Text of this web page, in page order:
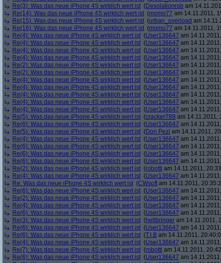
Re(3): Was das neue iPhone 4S wirklich wert ist (Desolationrob am
Re(14): Was das neue iPhone 4S wirklich wert ist (momo77 am 14.11.2011,
Re(15): Was das neue iPhone 4S wirklich wert ist (urban_overload am
Re(16): Was das neue iPhone 4S wirklich wert ist (momo77 am 14.11.2011,
Re(4): Was das neue iPhone 4S wirklich wert ist (User136647 am
Re(4): Was das neue iPhone 4S wirklich wert ist (User136647 am
Re(4): Was das neue iPhone 4S wirklich wert ist (User136647 am
Re(4): Was das neue iPhone 4S wirklich wert ist (User136647 am
Re(2): Was das neue iPhone 4S wirklich wert ist (User136647 am
Re(2): Was das neue iPhone 4S wirklich wert ist (User136647 am
Re(4): Was das neue iPhone 4S wirklich wert ist (User136647 am
Re(4): Was das neue iPhone 4S wirklich wert ist (User136647 am
Re(4): Was das neue iPhone 4S wirklich wert ist (User136647 am
Re(4): Was das neue iPhone 4S wirklich wert ist (User136647 am
Re(4): Was das neue iPhone 4S wirklich wert ist (User136647 am
Re(5): Was das neue iPhone 4S wirklich wert ist (cracker789 am 14.11.2011,
Re(6): Was das neue iPhone 4S wirklich wert ist (User136647 am
Re(5): Was das neue iPhone 4S wirklich wert ist (Don Pezi am 14.11.2011,
Re(4): Was das neue iPhone 4S wirklich wert ist (User136647 am
Re(6): Was das neue iPhone 4S wirklich wert ist (User136647 am
Re(6): Was das neue iPhone 4S wirklich wert ist (User136647 am
Re(6): Was das neue iPhone 4S wirklich wert ist (User136647 am
Re(2): Was das neue iPhone 4S wirklich wert ist (robotti am 14.11.2011,
Re(4): Was das neue iPhone 4S wirklich wert ist (User136647 am
Re: Was das neue iPhone 4S wirklich wert ist (CWsoft am 14.11.2011,
Re(6): Was das neue iPhone 4S wirklich wert ist (User136647 am
Re(2): Was das neue iPhone 4S wirklich wert ist (User136647 am
Re(4): Was das neue iPhone 4S wirklich wert ist (User136647 am
Re(6): Was das neue iPhone 4S wirklich wert ist (User136647 am
Re(3): Was das neue iPhone 4S wirklich wert ist (hellbringer am 14.11.2011,
Re(6): Was das neue iPhone 4S wirklich wert ist (User136647 am
Re(6): Was das neue iPhone 4S wirklich wert ist (T.I.B am 14.11.2011,
Re(4): Was das neue iPhone 4S wirklich wert ist (User136647 am
Re(7): Was das neue iPhone 4S wirklich wert ist (robotti am 14.11.2011,
Re(6): Was das neue iPhone 4S wirklich wert ist (User136647 am